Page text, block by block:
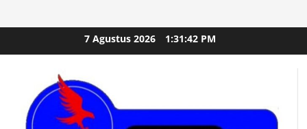
to
7 Agustus 2026 1:31:43 PM